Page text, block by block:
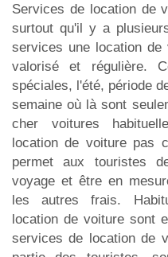
Services de location de
surtout qu'il y a
services une location
valorisé et régulière.
spéciales, l'été, période
semaine où là sont
cher voitures
location de voiture pas
permet aux touristes
voyage et être en
les autres frais.
location de voiture sont
services de location de